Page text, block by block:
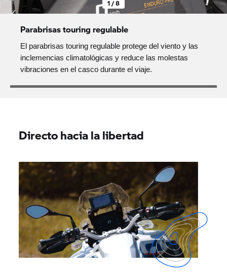
1 / 8
Parabrisas touring regulable
El parabrisas touring regulable protege del viento y las
inclemencias climatológicas y reduce las molestas
vibraciones en el casco durante el viaje.
Directo hacia la libertad